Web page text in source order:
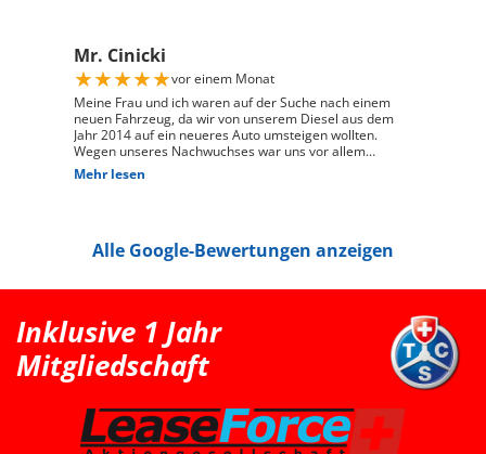
und engagierte Art hat den gesamten Kaufprozess sehr
angenehm gemacht. Die Abwicklung verlief reibungslos
und zuverlässig, und ich habe mein Fahrzeug genau so
erhalten, wie ich es mir vorgestellt habe. Ich kann Auto
Züri West uneingeschränkt weiterempfehlen und
bedanke mich herzlich für den ausgezeichneten Service
Mr. Cinicki
★★★★★vor einem Monat
Meine Frau und ich waren auf der Suche nach einem
neuen Fahrzeug, da wir von unserem Diesel aus dem
Jahr 2014 auf ein neueres Auto umsteigen wollten.
Wegen unseres Nachwuchses war uns vor allem
wichtig, dass genügend Platz für einen Kindersitz
vorhanden ist und das Fahrzeug gut zu unserem Alltag
Bedürfnisse mit Kindersitz hinter dem Fahrer leider
etwas zu klein. Nach der Probefahrt hat uns der Berater
her nicht überzeugt hat. Somit war für uns klar, dass
der Peugeot 2008 die bessere Wahl ist. Schlussendlich
sind wir wieder zu Auto Züri West zurückgekommen
und konnten dort einen super Deal für einen Peugeot
knapp 7’000 km, ist ein Voll-Benziner und passt für uns
vom Platz, Fahrgefühl und Gesamtpaket sehr gut. Die
Beratung durch Herrn Francesco Salerno war sehr
Mehr lesen
Alle Google-Bewertungen anzeigen
Inklusive 1 Jahr
Mitgliedschaft